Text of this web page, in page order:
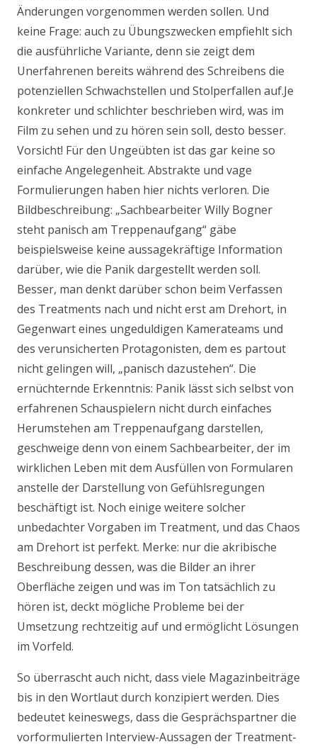
Änderungen vorgenommen werden sollen. Und
keine Frage: auch zu Übungszwecken empfiehlt sich
die ausführliche Variante, denn sie zeigt dem
Unerfahrenen bereits während des Schreibens die
potenziellen Schwachstellen und Stolperfallen auf.Je
konkreter und schlichter beschrieben wird, was im
Film zu sehen und zu hören sein soll, desto besser.
Vorsicht! Für den Ungeübten ist das gar keine so
einfache Angelegenheit. Abstrakte und vage
Formulierungen haben hier nichts verloren. Die
Bildbeschreibung: „Sachbearbeiter Willy Bogner
steht panisch am Treppenaufgang“ gäbe
beispielsweise keine aussagekräftige Information
darüber, wie die Panik dargestellt werden soll.
Besser, man denkt darüber schon beim Verfassen
des Treatments nach und nicht erst am Drehort, in
Gegenwart eines ungeduldigen Kamerateams und
des verunsicherten Protagonisten, dem es partout
nicht gelingen will, „panisch dazustehen“. Die
ernüchternde Erkenntnis: Panik lässt sich selbst von
erfahrenen Schauspielern nicht durch einfaches
Herumstehen am Treppenaufgang darstellen,
geschweige denn von einem Sachbearbeiter, der im
wirklichen Leben mit dem Ausfüllen von Formularen
anstelle der Darstellung von Gefühlsregungen
beschäftigt ist. Noch einige weitere solcher
unbedachter Vorgaben im Treatment, und das Chaos
am Drehort ist perfekt. Merke: nur die akribische
Beschreibung dessen, was die Bilder an ihrer
Oberfläche zeigen und was im Ton tatsächlich zu
hören ist, deckt mögliche Probleme bei der
Umsetzung rechtzeitig auf und ermöglicht Lösungen
im Vorfeld.
So überrascht auch nicht, dass viele Magazinbeiträge
bis in den Wortlaut durch konzipiert werden. Dies
bedeutet keineswegs, dass die Gesprächspartner die
vorformulierten Interview-Aussagen der Treatment-